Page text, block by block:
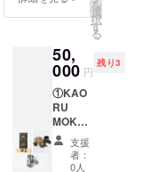
※豆の状
態をご
希望の
場合は
対応致
します
のでご
連絡く
ださ
珈琲か
らのお
ステン
レス製
ベトナ
ム式ド
リッ
パーを1
個 ④陶
器製ベ
トナム
を
選
択
す
る
50,
000 円
残り3
①KAO
RU
MOKA
グラウ
ンド
（挽い
支援
者：
0人